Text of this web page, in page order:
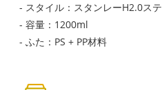
- スタイル：スタンレーH2.0ス
- 容量：1200ml
- ふた：PS + PP材料